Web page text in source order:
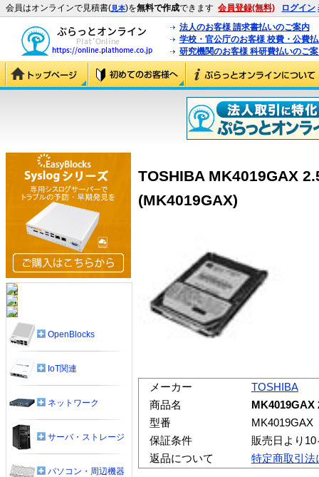
会員はオンラインで見積書(見本)を無料で作成できます 会員登録(無料) ログイン
法人のお客様 請求書払いのご案内
学校・官公庁のお客様 校費・公費
研究機関のお客様 科研費払いのご
TOSHIBA MK4019GAX
(MK4019GAX)
メーカー
TOSHIBA
商品名
MK4019GAX
型番
MK4019GAX
保証条件
販売日より
返品について
特定商取引法
OpenBlocks
IoT関連
ネットワーク
サーバ・ストレージ
パソコン・周辺機器